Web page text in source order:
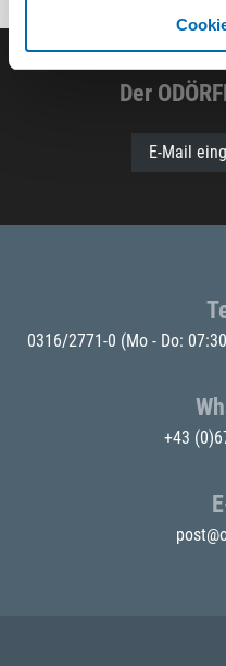
Der
E-Mail
0316/2771-0 (Mo - Do:
+43